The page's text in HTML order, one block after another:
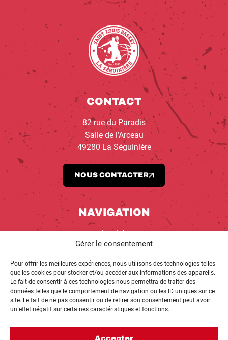
Gérer le consentement
Pour offrir les meilleures expériences, nous utilisons des technologies telles
que les cookies pour stocker et/ou accéder aux informations des appareils.
Le fait de consentir à ces technologies nous permettra de traiter des
données telles que le comportement de navigation ou les ID uniques sur ce
site. Le fait de ne pas consentir ou de retirer son consentement peut avoir
un effet négatif sur certaines caractéristiques et fonctions.
Accepter
CONTACT
82 rue du Paradis
Salle de l’Arceau
49280 La Séguinière
NOUS CONTACTER
NAVIGATION
Le club
Équipes
Planning
RI’KOP
Actualités
Partenaires